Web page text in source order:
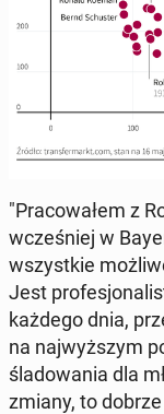
"Pra­co­wa­łem z
wcze­śniej w
wszyst­kie
Jest
każdego dnia,
na naj­wyż­szym
śla­do­wa­nia dla
zmiany, to